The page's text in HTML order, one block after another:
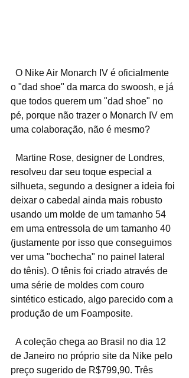
o "dad shoe" da marca do swoosh, e já
que todos querem um "dad shoe" no
pé, porque não trazer o Monarch IV em
uma colaboração, não é mesmo?
resolveu dar seu toque especial a
silhueta, segundo a designer a ideia foi
deixar o cabedal ainda mais robusto
usando um molde de um tamanho 54
em uma entressola de um tamanho 40
(justamente por isso que conseguimos
ver uma "bochecha" no painel lateral
do tênis). O tênis foi criado através de
uma série de moldes com couro
sintético esticado, algo parecido com a
produção de um Foamposite.
de Janeiro no próprio site da Nike pelo
preço sugerido de R$799,90. Três